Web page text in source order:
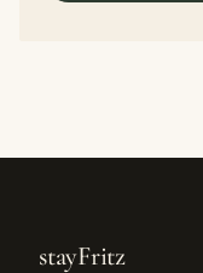
stayFritz